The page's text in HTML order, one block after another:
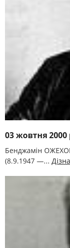
03 жовтня
Бенджамін
(8.9.1947 —...